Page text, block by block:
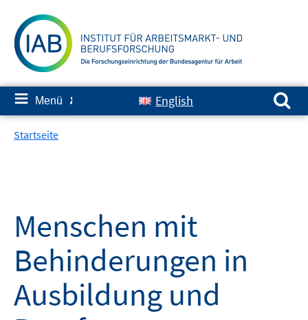
zum
Inhalt
≡ Menü ✘ English
Suchen nach:
Startseite
Menschen mit
Behinderungen in
Ausbildung und